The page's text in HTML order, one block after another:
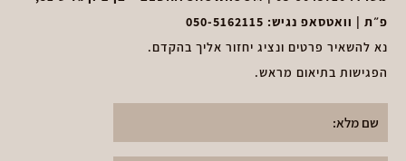
פ״ת | וואטסאפ נגיש: 050-5162115
נא להשאיר פרטים ונציג יחזור אליך בהקדם.
הפגישות בתיאום מראש.